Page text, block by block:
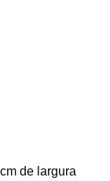
de largura